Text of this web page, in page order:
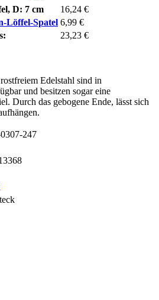
D: 7 cm
16,24 €
Löffel-Spatel 6,99 €
23,23 €
Edelstahl sind in
und besitzen sogar eine
Durch das gebogene Ende, lässt sich
247